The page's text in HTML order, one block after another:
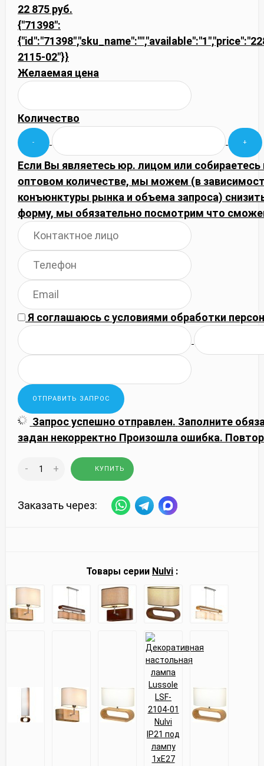
22 875 руб.
{"71398":
2115-02"}}
Желаемая цена
Количество
Если Вы являетесь юр. лицом или собираетесь
оптовом количестве, мы можем (в
конъюнктуры рынка и объема запроса)
форму, мы обязательно посмотрим что
Я соглашаюсь сусловиями обработки
Запрос успешно отправлен. Заполните
задан некорректно Произошла ошибка.
- + КУПИТЬ
Заказать через:
Товары серии Nulvi :